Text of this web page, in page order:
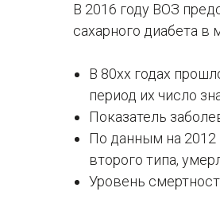
В 2016 году ВОЗ
сахарного диабета в
В 80хх годах
период их число
Показатель
По данным на 2012
второго типа,
Уровень